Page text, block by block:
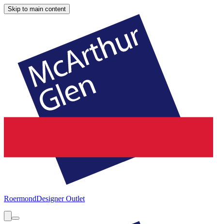
Skip to main content
RoermondDesigner Outlet